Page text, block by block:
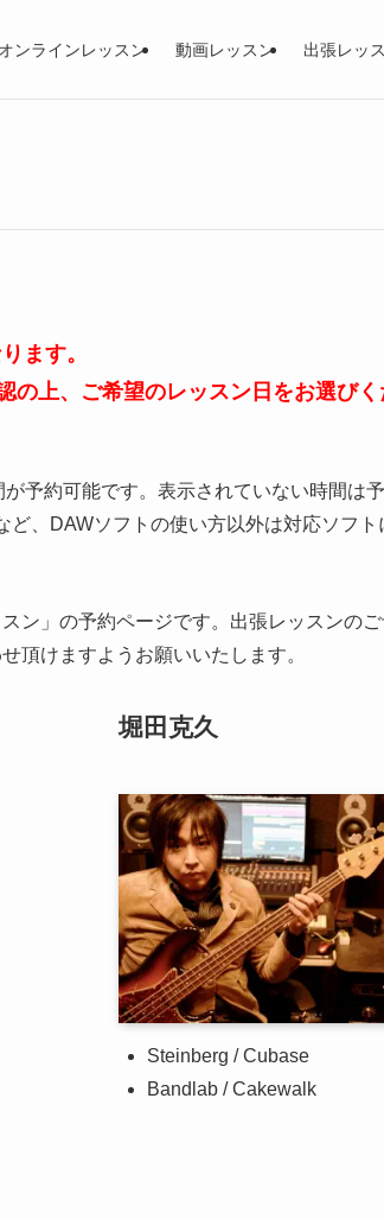
オンラインレッスン 動画レッスン 出張レッ
ます。
上、ご希望のレッスン日をお選びく
が予約可能です。表示されていない時間は
、DAWソフトの使い方以外は対応ソフ
ン」の予約ページです。出張レッスンのご
頂けますようお願いいたします。
堀田克久
Steinberg / Cubase
Bandlab / Cakewalk